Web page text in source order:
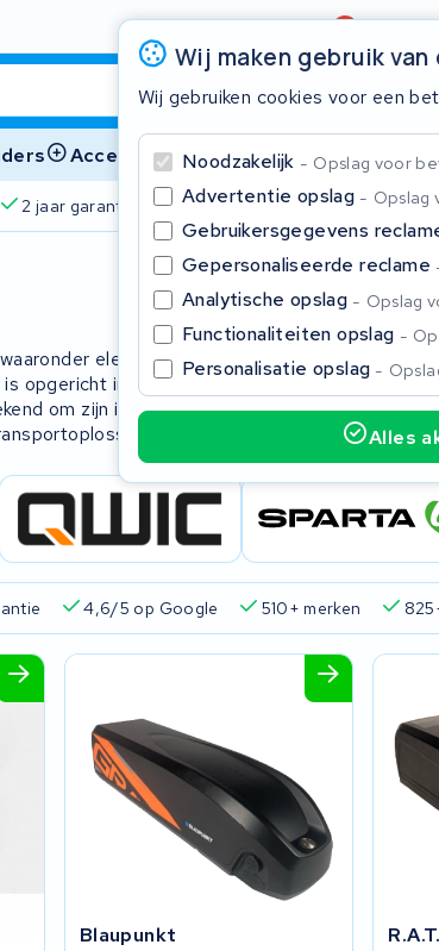
Beoordeling4,6/5
Accessoires
2 jaar garantie 4,6/5 op Google 510+
Wij maken gebruik van
Wij gebruiken cookies voor een
Noodzakelijk Opslag voor
Advertentie opslag Opslag
Gebruikersgegevens
Gepersonaliseerde reclame
Analytische opslag Opslag
Functionaliteiten opslag
Personalisatie opslag
Alles
elektrische
opgericht in China en
om zijn innovatie in de
4,6/5 op Google 510+ merken
Blaupunkt
Begin te typen in de zoekbalk om te zoeken